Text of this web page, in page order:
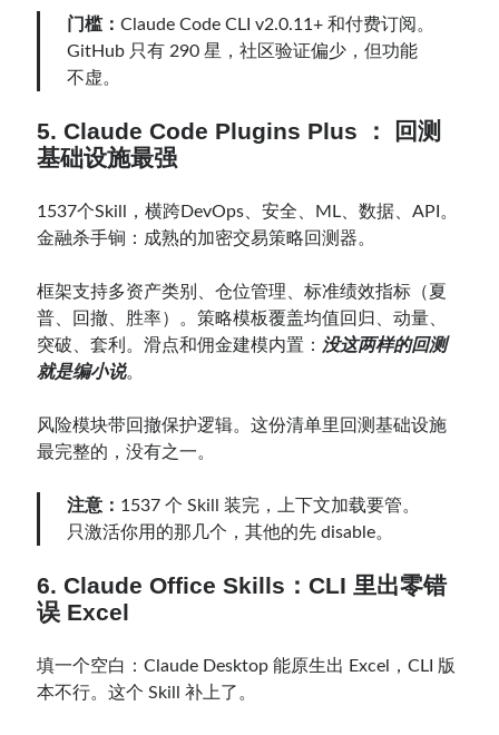
门槛：Claude Code CLI v2.0.11+ 和付费订阅。
GitHub 只有 290 星，社区验证偏少，但功能
不虚。
5. Claude Code Plugins Plus ： 回测
基础设施最强
1537个Skill，横跨DevOps、安全、ML、数据、API。
金融杀手锏：成熟的加密交易策略回测器。
框架支持多资产类别、仓位管理、标准绩效指标（夏
普、回撤、胜率）。策略模板覆盖均值回归、动量、
突破、套利。滑点和佣金建模内置： 没这两样的回测
就是编小说。
风险模块带回撤保护逻辑。这份清单里回测基础设施
最完整的，没有之一。
注意： 1537 个 Skill 装完，上下文加载要管。
只激活你用的那几个，其他的先 disable。
6. Claude Office Skills：CLI 里出零错
误 Excel
填一个空白：Claude Desktop 能原生出 Excel，CLI 版
本不行。这个 Skill 补上了。